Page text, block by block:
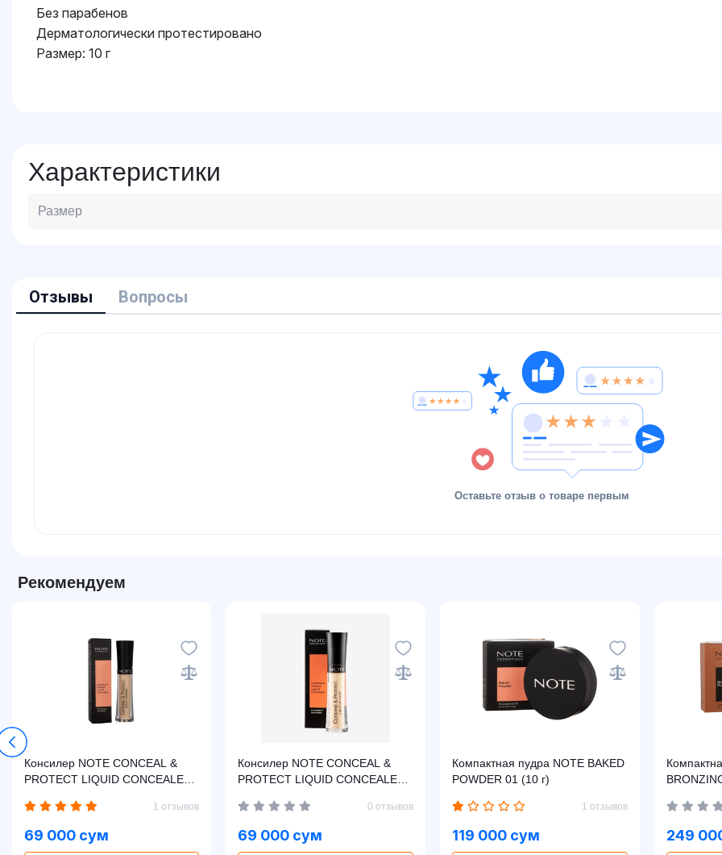
Без парабенов
Дерматологически протестировано
Размер: 10 г
Характеристики
Размер
Отзывы Вопросы
Оставьте отзыв о товаре первым
Рекомендуем
Консилер NOTE CONCEAL &
PROTECT LIQUID CONCEALER
1 отзывов
69 000 сум
Консилер NOTE CONCEAL &
PROTECT LIQUID CONCEALER
0 отзывов
69 000 сум
Компактная пудра NOTE BAKED
POWDER 01 (10 г)
1 отзывов
119 000 сум 249